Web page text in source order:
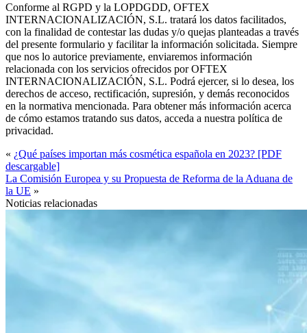
Conforme al RGPD y la LOPDGDD, OFTEX
INTERNACIONALIZACIÓN, S.L. tratará los datos facilitados,
con la finalidad de contestar las dudas y/o quejas planteadas a través
del presente formulario y facilitar la información solicitada. Siempre
que nos lo autorice previamente, enviaremos información
relacionada con los servicios ofrecidos por OFTEX
INTERNACIONALIZACIÓN, S.L. Podrá ejercer, si lo desea, los
derechos de acceso, rectificación, supresión, y demás reconocidos
en la normativa mencionada. Para obtener más información acerca
de cómo estamos tratando sus datos, acceda a nuestra política de
privacidad.
« ¿Qué países importan más cosmética española en 2023? [PDF
descargable]
La Comisión Europea y su Propuesta de Reforma de la Aduana de
la UE »
Noticias relacionadas